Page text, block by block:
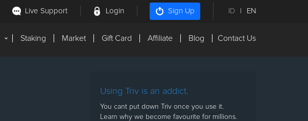
Live Support Login Sign Up ID | EN
Staking Market Gift Card Affiliate Blog Contact Us
Using Triv is an addict.
You cant put down Triv once you use it.
Learn why we become favourite for millions.